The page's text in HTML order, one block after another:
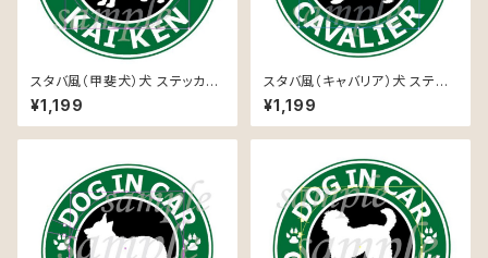
スタバ風（甲斐犬）犬 ステッカー
防水 車用
¥1,199
スタバ風（キャバリア）犬 ステッ
¥1,199